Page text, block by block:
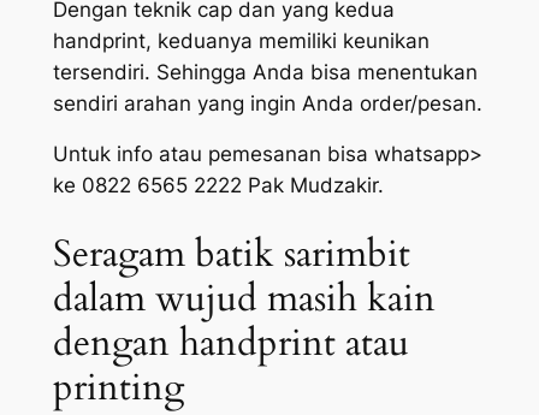
Dengan teknik cap dan yang kedua
handprint, keduanya memiliki keunikan
tersendiri. Sehingga Anda bisa menentukan
sendiri arahan yang ingin Anda order/pesan.
Untuk info atau pemesanan bisa whatsapp>
ke 0822 6565 2222 Pak Mudzakir.
Seragam batik sarimbit
dalam wujud masih kain
dengan handprint atau
printing